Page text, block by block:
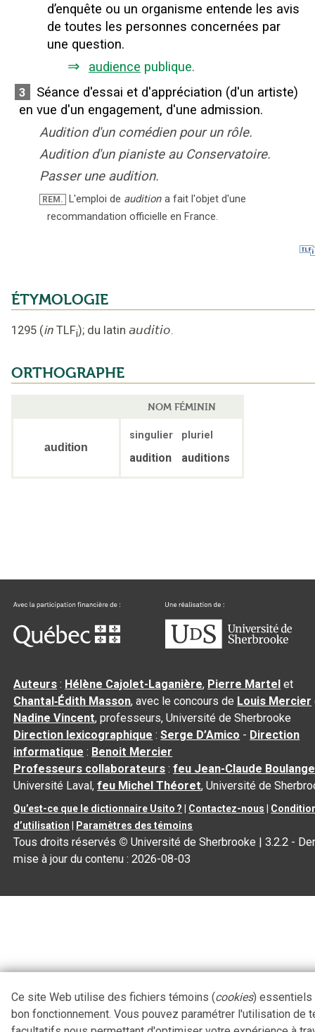
d’enquête ou un organisme entende les avis
de toutes les personnes concernées par
une question.
⇒ audience publique.
3
Séance d'essai et d'appréciation (d'un artiste)
en vue d'un engagement, d'une admission.
Audition d'un comédien pour un rôle.
Audition d'un pianiste au Conservatoire.
Passer une audition.
REM. L'emploi de audition a fait l'objet d'une
recommandation officielle en France.
ÉTYMOLOGIE
1295 (in TLFi); du latin auditio.
ORTHOGRAPHE
NOM FÉMININ
audition
singulier pluriel
audition auditions
Auteurs : Hélène Cajolet-Laganière, Pierre Martel et
Chantal‑Édith Masson, avec le concours de Louis Mercier
Nadine Vincent, professeurs, Université de Sherbrooke
Direction lexicographique :Serge D’Amico - Direction
informatique : Benoit Mercier
Professeurs collaborateurs :feu Jean-Claude
Université Laval,feu Michel Théoret, Université de
Qu’est-ce que le dictionnaire Usito ? Contactez-nous
d’utilisation
Paramètres des témoins
Tous droits réservés © Université de Sherbrooke |3.2.2 -
mise à jour du contenu :2026-08-03
Ce site Web utilise des fichiers témoins (cookies) essentiels
bon fonctionnement. Vous pouvez paramétrer l'utilisation de